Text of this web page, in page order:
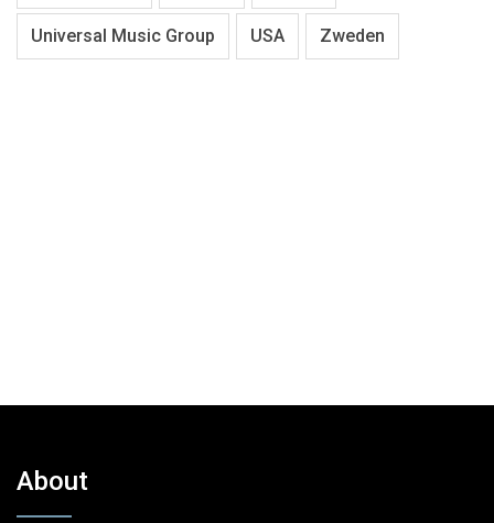
Universal Music Group USA Zweden
About